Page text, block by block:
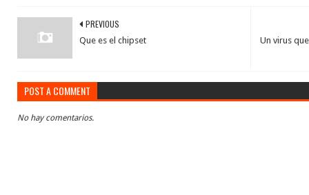
Un virus
PREVIOUS
Que es el chipset
POST A COMMENT
No hay comentarios.